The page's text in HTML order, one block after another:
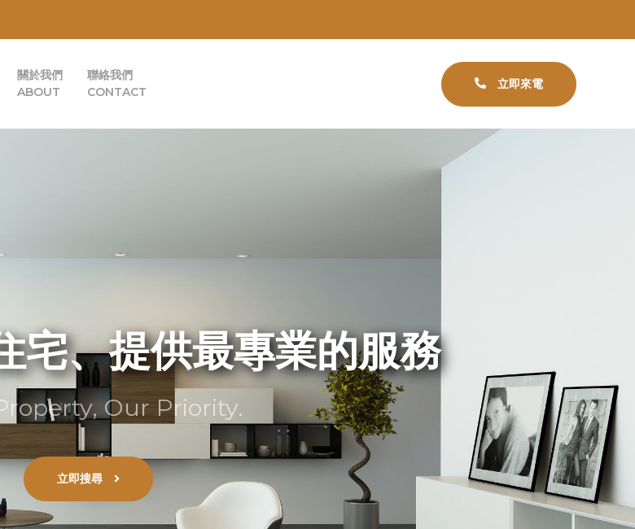
關於我們
ABOUT
聯絡我們
CONTACT
立即來電
宅、提供最專業的服務
Our Priority.
立即搜尋